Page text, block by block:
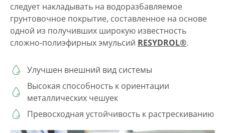
следует накладывать на водоразбавляемое
грунтовочное покрытие, составленное на основе
одной из получивших широкую известность
сложно-полиэфирных эмульсий RESYDROL®.
Улучшен внешний вид системы
Высокая способность к ориентации
металлических чешуек
Превосходная устойчивость к растрескиванию